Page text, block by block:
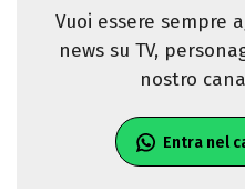
Vuoi essere sempre
news su TV,
nostro
Entra nel